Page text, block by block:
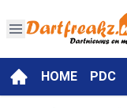
HOME PDC